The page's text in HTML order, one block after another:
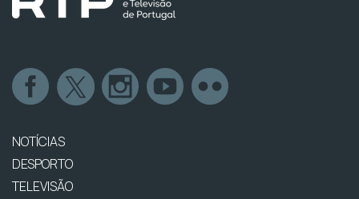
NOTÍCIAS
DESPORTO
TELEVISÃO